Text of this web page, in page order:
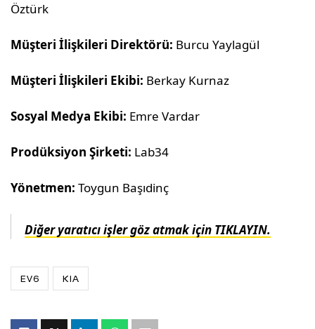
Öztürk
Müşteri İlişkileri Direktörü: Burcu Yaylagül
Müşteri İlişkileri Ekibi: Berkay Kurnaz
Sosyal Medya Ekibi: Emre Vardar
Prodüksiyon Şirketi: Lab34
Yönetmen:Toygun Başıdinç
Diğer yaratıcı işler göz atmak için TIKLAYIN.
EV6 KIA